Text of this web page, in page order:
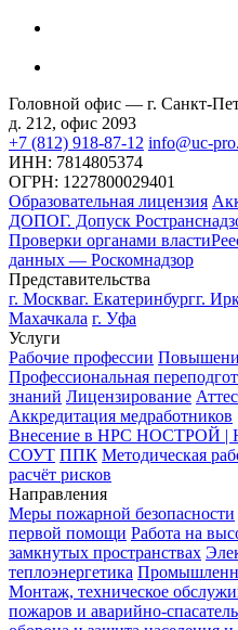
Головной офис — г. Санкт-
д. 212, офис 2093
+7 (812) 918-87-12 info@uc-
ИНН: 7814805374
ОГРН: 1227800029401
Образовательная лицензия
ДОПОГ. Допуск
Проверки органами власти
данных — Роскомнадзор
Представительства
г. Москваг. Екатеринбургг.
Махачкала г. Уфа
Услуги
Рабочие профессии
Профессиональная
знаний Лицензирование
Аккредитация медработников
Внесение в НРС НОСТРОЙ
СОУТ ППК Методическая
расчёт рисков
Направления
Меры пожарной безопасности
первой помощи Работа на
замкнутых пространствах
теплоэнергетика
Монтаж, техническое
пожаров и аварийно-